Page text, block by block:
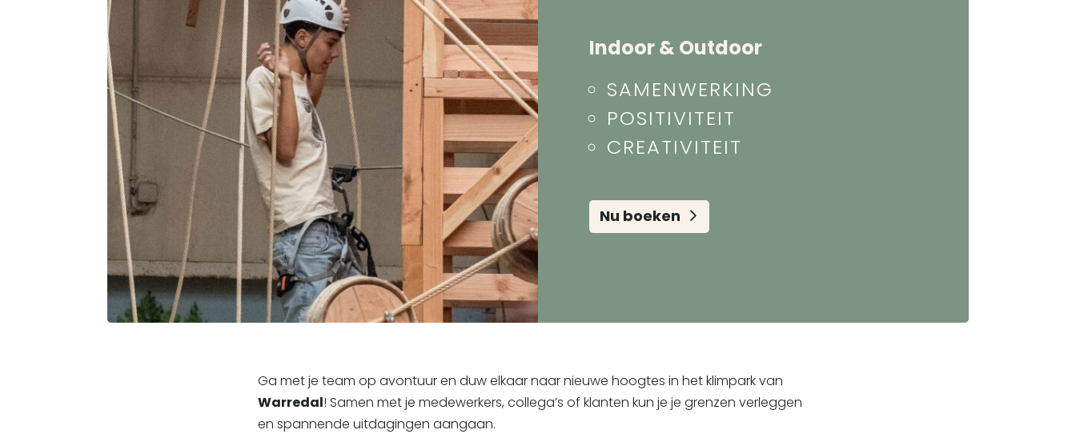
Indoor & Outdoor
SAMENWERKING
POSITIVITEIT
CREATIVITEIT
Nu boeken
Ga met je team op avontuur en duw elkaar naar nieuwe hoogtes in het klimpark van
Warredal! Samen met je medewerkers, collega’s of klanten kun je je grenzen verleggen
en spannende uitdagingen aangaan.